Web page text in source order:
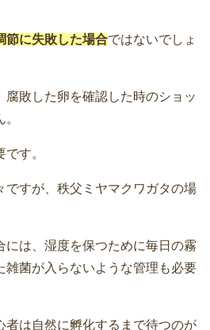
節に失敗した場合ではないでしょ
腐敗した卵を確認した時のショッ
す。
ですが、秩父ミヤマクワガタの場
には、湿度を保つために毎日の霧
雑菌が入らないような管理も必要
者は自然に孵化するまで待つのが